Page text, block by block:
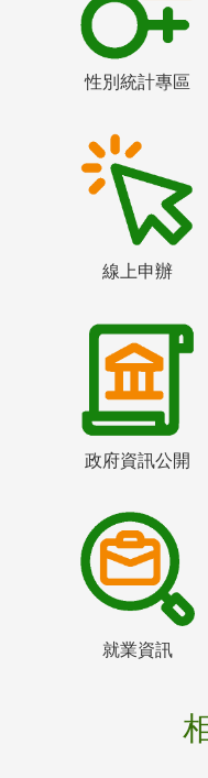
性別統計專區
線上申辦
政府資訊公開
就業資訊